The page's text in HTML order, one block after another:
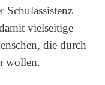
Schulassistenz
vielseitige
die durch
wollen.